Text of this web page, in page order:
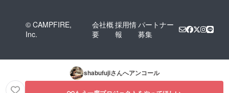
© CAMPFIRE,
Inc.
会社概
要
採用情
報
パートナー
募集
shabufujiさんへアンコール